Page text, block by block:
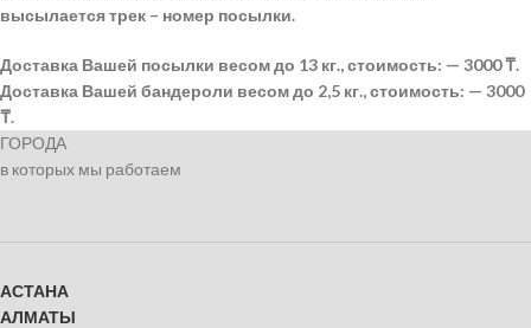
высылается трек – номер посылки.
Доставка Вашей посылки весом до 13 кг., стоимость: — 3000 ₸.
Доставка Вашей бандероли весом до 2,5 кг., стоимость: — 3000
₸.
ГОРОДА
в которых мы работаем
АСТАНА
АЛМАТЫ